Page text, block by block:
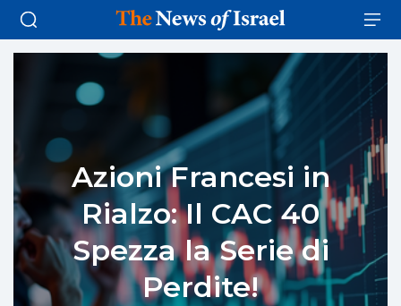
Azioni Francesi in
Rialzo: Il CAC 40
Spezza la Serie di
Perdite!